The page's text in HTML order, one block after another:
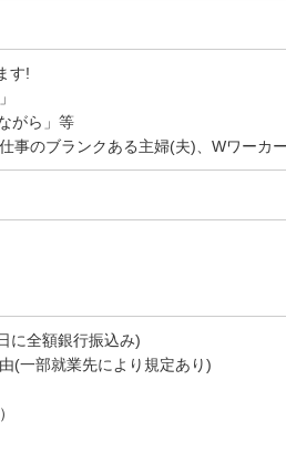
す!
がら」等
事のブランクある主婦(夫)、Wワーカ
に全額銀行振込み)
(一部就業先により規定あり)